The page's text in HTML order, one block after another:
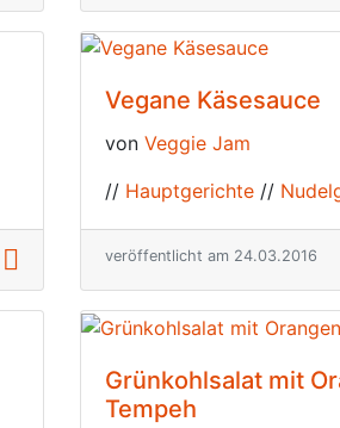
Vegane Käsesauce
von Veggie Jam
// Hauptgerichte//
veröffentlicht am 24.03.2016
Grünkohlsalat mit
Tempeh